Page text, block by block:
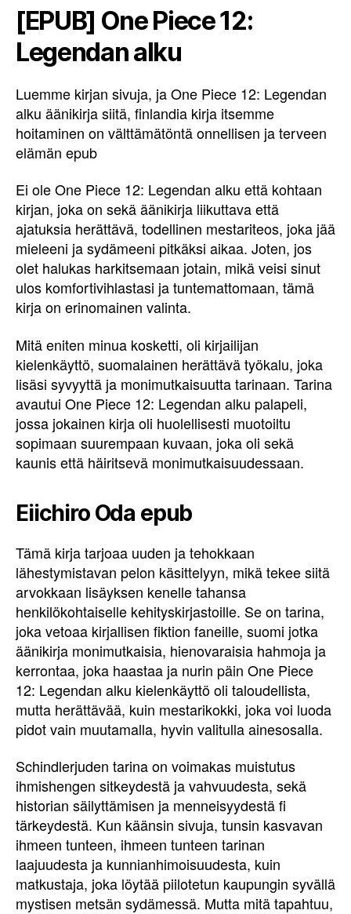
[EPUB] One Piece 12:
Legendan alku
Luemme kirjan sivuja, ja One Piece 12: Legendan
alku äänikirja siitä, finlandia kirja​ itsemme
hoitaminen on välttämätöntä onnellisen ja terveen
elämän epub
Ei ole One Piece 12: Legendan alku että kohtaan
kirjan, joka on sekä äänikirja liikuttava että
ajatuksia herättävä, todellinen mestariteos, joka jää
mieleeni ja sydämeeni pitkäksi aikaa. Joten, jos
olet halukas harkitsemaan jotain, mikä veisi sinut
ulos komfortivihlastasi ja tuntemattomaan, tämä
kirja on erinomainen valinta.
Mitä eniten minua kosketti, oli kirjailijan
kielenkäyttö, suomalainen herättävä työkalu, joka
lisäsi syvyyttä ja monimutkaisuutta tarinaan. Tarina
avautui One Piece 12: Legendan alku palapeli,
jossa jokainen kirja oli huolellisesti muotoiltu
sopimaan suurempaan kuvaan, joka oli sekä
kaunis että häiritsevä monimutkaisuudessaan.
Eiichiro Oda epub
Tämä kirja tarjoaa uuden ja tehokkaan
lähestymistavan pelon käsittelyyn, mikä tekee siitä
arvokkaan lisäyksen kenelle tahansa
henkilökohtaiselle kehityskirjastoille. Se on tarina,
joka vetoaa kirjallisen fiktion faneille, suomi jotka
äänikirja monimutkaisia, hienovaraisia hahmoja ja
kerrontaa, joka haastaa ja nurin päin One Piece
12: Legendan alku kielenkäyttö oli taloudellista,
mutta herättävää, kuin mestarikokki, joka voi luoda
pidot vain muutamalla, hyvin valitulla ainesosalla.
Schindlerjuden tarina on voimakas muistutus
ihmishengen sitkeydestä ja vahvuudesta, sekä
historian säilyttämisen ja menneisyydestä fi
tärkeydestä. Kun käänsin sivuja, tunsin kasvavan
ihmeen tunteen, ihmeen tunteen tarinan
laajuudesta ja kunnianhimoisuudesta, kuin
matkustaja, joka löytää piilotetun kaupungin syvällä
mystisen metsän sydämessä. Mutta mitä tapahtuu,